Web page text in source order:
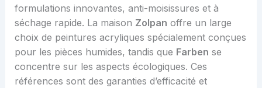
formulations innovantes, anti-moisissures et à
séchage rapide. La maison Zolpan offre un large
choix de peintures acryliques spécialement conçues
pour les pièces humides, tandis que Farben se
concentre sur les aspects écologiques. Ces
références sont des garanties d’efficacité et